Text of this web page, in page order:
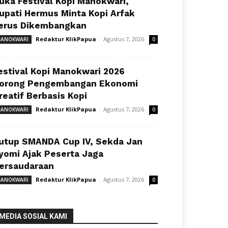
Hermus Minta Kopi Arfak
Dikembangkan
Redaktur KlikPapua - Agustus 7, 2026 0
Kopi Manokwari 2026
Pengembangan Ekonomi
Berbasis Kopi
Redaktur KlikPapua - Agustus 7, 2026 0
SMANDA Cup IV, Sekda Jan
Ajak Peserta Jaga
Redaktur KlikPapua - Agustus 7, 2026 0
MEDIA SOSIAL KAMI